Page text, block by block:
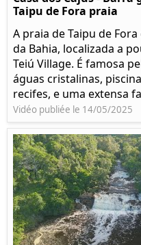
Taipu de Fora praia
A praia de Taipu de
da Bahia, localizada a
Teiú Village. É famosa
águas cristalinas,
recifes, e uma extensa
Vidéo publiée le 14/05/2025